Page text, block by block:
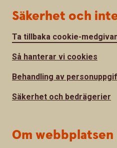
Säkerhet och
Ta tillbaka cookie-
Så hanterar vi cookies
Behandling av
Säkerhet och bedrägerier
Om webbplatsen